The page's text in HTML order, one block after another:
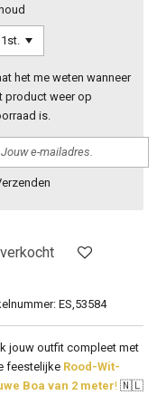
het me weten wanneer
product weer op
is.
ES,53584
jouw outfit compleet met
feestelijke Rood-Wit-
Boa van 2 meter! 🇳🇱